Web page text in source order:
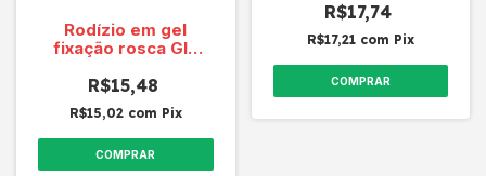
Rodízio em gel
fixação rosca Gle
Cap 40 Kg
R$15,48
R$15,02 com Pix
COMPRAR
R$17,74
R$17,21 com Pix
COMPRAR